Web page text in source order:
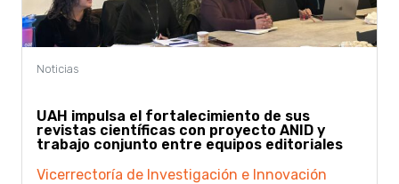
UAH impulsa el fortalecimiento de sus
revistas científicas con proyecto ANID y
trabajo conjunto entre equipos editoriales
Vicerrectoría de Investigación e Innovación